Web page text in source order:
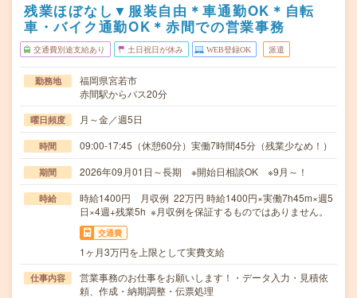
残業ほぼなし▼服装自由＊車通勤OK＊自転
車・バイク通勤OK＊赤間での営業事務
交通費別途支給あり 土日祝日が休み WEB登録OK 派遣
勤務地
福岡県宮若市
赤間駅からバス20分
曜日頻度 月～金／週5日
時間 09:00-17:45（休憩60分）実働7時間45分（残業少なめ！）
期間 2026年09月01日～長期 ※開始日相談OK ※9月～！
時給
時給1400円 月収例 22万円 時給1400円×実働7h45m×週5
日×4週+残業5h ※月収例を保証するものではありません。
交通費
1ヶ月3万円を上限として実費支給
仕事内容
営業事務のお仕事をお願いします！・データ入力・見積依
頼、作成・納期調整・伝票処理